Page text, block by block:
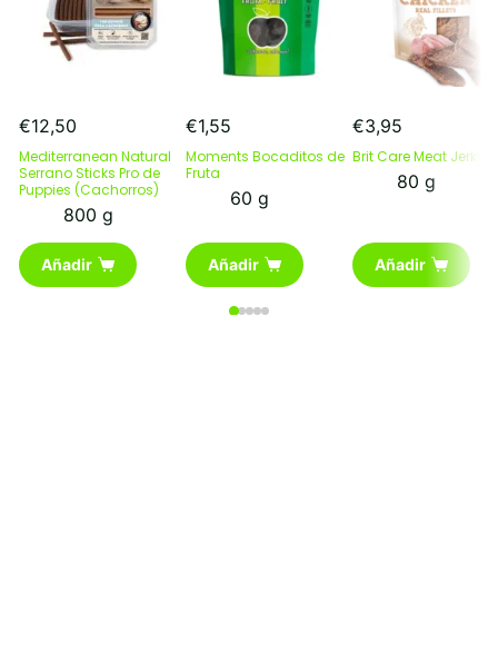
€12,50
Mediterranean Natural
Serrano Sticks Pro de
Puppies (Cachorros)
800 g
Añadir
€1,55
Moments Bocaditos de
Fruta
60 g
Añadir
€3,95
Brit Care Meat Jerky
80 g
Añadir